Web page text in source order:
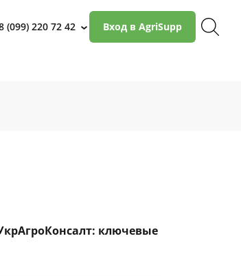
(099) 220 72 42 › Вход в AgriSupp
ключевые